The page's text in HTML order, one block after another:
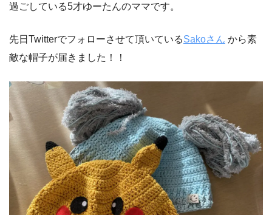
過ごしている5才ゆーたんのママです。
先日Twitterでフォローさせて頂いているSakoさん から素
敵な帽子が届きました！！